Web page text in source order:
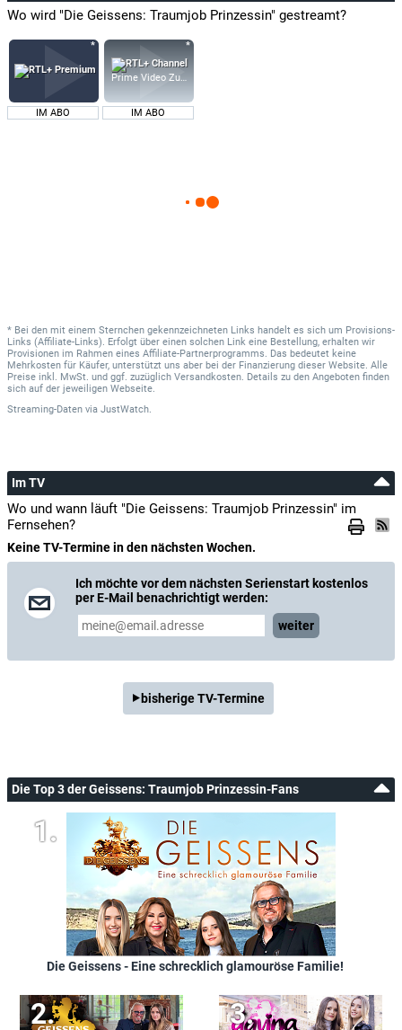
Wo wird "Die Geissens: Traumjob Prinzessin" gestreamt?
IM ABO
Prime Video Zusatz-Kanäle
IM ABO
* Bei den mit einem Sternchen gekennzeichneten Links handelt es sich um Provisions-
Links (Affiliate-Links). Erfolgt über einen solchen Link eine Bestellung, erhalten wir
Provisionen im Rahmen eines Affiliate-Partnerprogramms. Das bedeutet keine
Mehrkosten für Käufer, unterstützt uns aber bei der Finanzierung dieser Website. Alle
Preise inkl. MwSt. und ggf. zuzüglich Versandkosten. Details zu den Angeboten finden
sich auf der jeweiligen Webseite.
Streaming-Daten via JustWatch.
Im TV
Wo und wann läuft "Die Geissens: Traumjob Prinzessin" im
Fernsehen?
Keine TV-Termine in den nächsten Wochen.
Ich möchte vor dem nächsten Serienstart kostenlos
per E-Mail benachrichtigt werden:
weiter
bisherige TV-Termine
Die Top 3 der Geissens: Traumjob Prinzessin-Fans
Die Geissens - Eine schrecklich glamouröse Familie!